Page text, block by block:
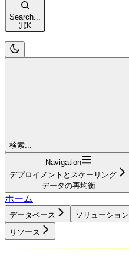
Search...
⌘K
検索...
Navigation
デプロイメントとスケーリング
データの再均衡
ホーム
データベース ソリューション
リソース